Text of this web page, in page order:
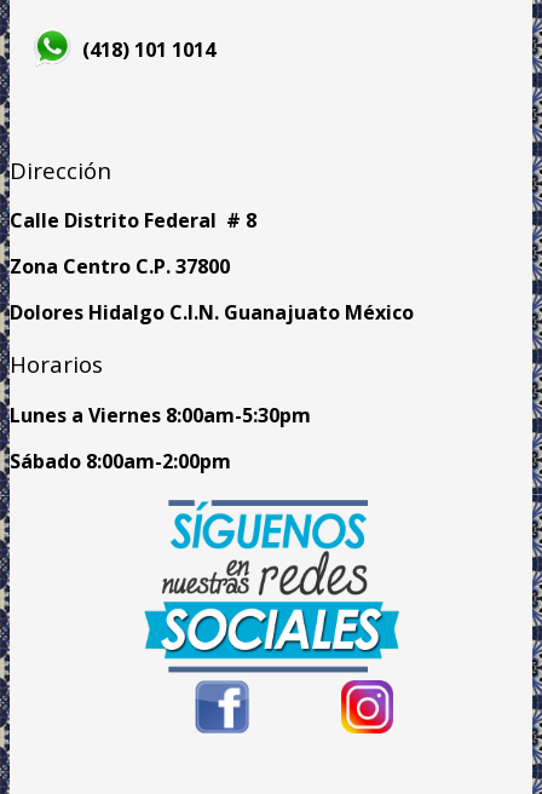
(418) 101 1014
Dirección
Calle Distrito Federal # 8
Zona Centro C.P. 37800
Dolores Hidalgo C.I.N. Guanajuato México
Horarios
Lunes a Viernes 8:00am-5:30pm
Sábado 8:00am-2:00pm